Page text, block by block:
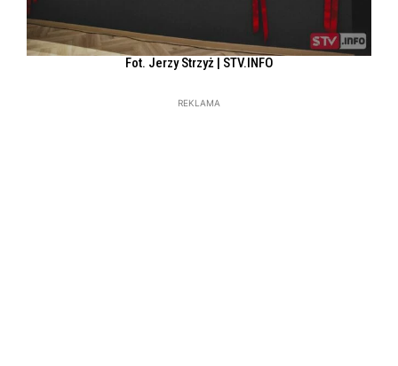
Fot. Jerzy Strzyż | STV.INFO
REKLAMA